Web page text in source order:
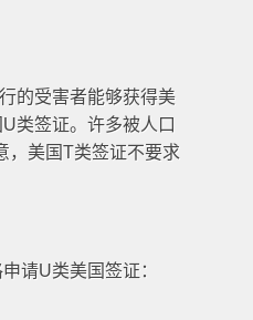
的受害者能够获得美
类签证。许多被人口
，美国T类签证不要求
请U类美国签证：